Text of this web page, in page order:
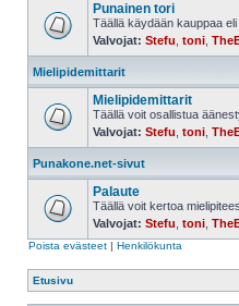
Punainen tori
Täällä käydään kauppaa
Valvojat: Stefu toni
Mielipidemittarit
Mielipidemittarit
Täällä voit osallistua
Valvojat: Stefu toni
Punakone.net-sivut
Palaute
Täällä voit kertoa
Valvojat: Stefu toni
Poista evästeet | Henkilökunta
Etusivu